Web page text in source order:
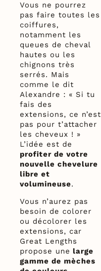
Vous ne pourrez
pas faire toutes les
coiffures,
notamment les
queues de cheval
hautes ou les
chignons très
serrés. Mais
comme le dit
Alexandre : « Si tu
fais des
extensions, ce n’est
pas pour t’attacher
les cheveux ! »
L’idée est de
profiter de votre
nouvelle chevelure
libre et
volumineuse.
Vous n’aurez pas
besoin de colorer
ou décolorer les
extensions, car
Great Lengths
propose une large
gamme de mèches